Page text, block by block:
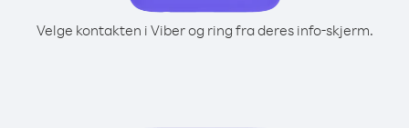
Velge kontakten i Viber og ring fra deres info-skjerm.